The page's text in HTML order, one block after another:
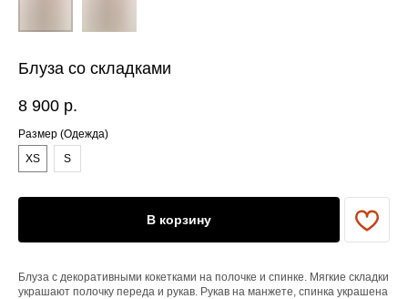
Блуза со складками
8 900 р.
Размер (Одежда)
XS
S
В корзину
Блуза с декоративными кокетками на полочке и спинке. Мягкие складки
украшают полочку переда и рукав. Рукав на манжете, спинка украшена
Доставка/оплата
Контакты
ПОКУПАТЕЛЯМ